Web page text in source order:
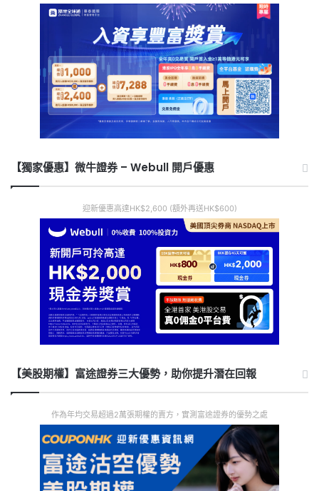
【獨家優惠】微牛證券 – Webull 開戶優惠
迎新優惠高達HK$2,600 (額外再送HK$600)
【美股期權】富途證券三大優勢，助你提升潛在回報
作為年均交易超過2萬張期權的賣方，實測富途證券的優勢之處